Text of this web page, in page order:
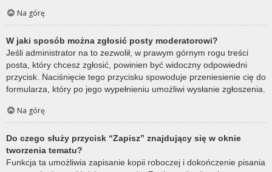
Na górę
W jaki sposób można zgłosić posty moderatorowi?
Jeśli administrator na to zezwolił, w prawym górnym rogu treści
posta, który chcesz zgłosić, powinien być widoczny odpowiedni
przycisk. Naciśnięcie tego przycisku spowoduje przeniesienie cię do
formularza, który po jego wypełnieniu umożliwi wysłanie zgłoszenia.
Na górę
Do czego służy przycisk “Zapisz” znajdujący się w oknie
tworzenia tematu?
Funkcja ta umożliwia zapisanie kopii roboczej i dokończenie pisania